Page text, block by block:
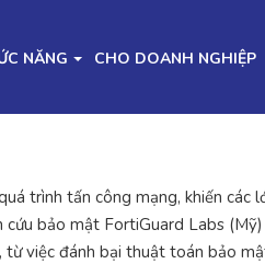
NĂNG CHO DOANH NGHIỆP
trình tấn công mạng, khiến các
bảo mật FortiGuard Labs
việc đánh bại thuật toán bảo